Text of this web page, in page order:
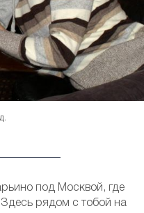
под Москвой, где
рядом с тобой на